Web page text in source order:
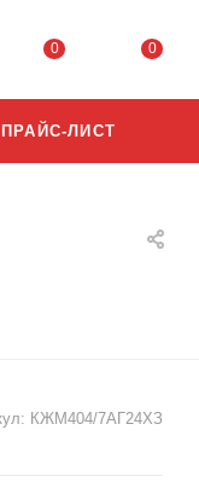
0 0
ПРАЙС-ЛИСТ
КЖМ404/7АГ24ХЗ